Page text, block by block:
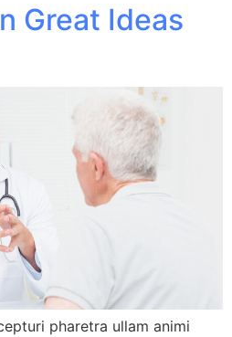
Great Ideas
pharetra ullam animi